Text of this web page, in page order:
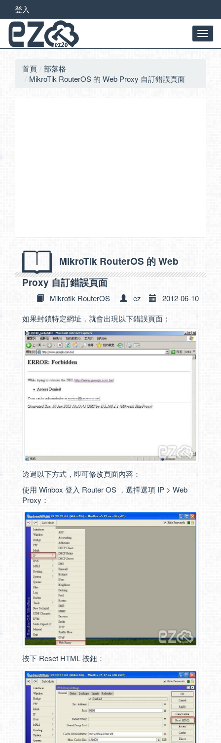
登入
首頁
部落格
MikroTik RouterOS 的 Web Proxy 自訂錯誤頁面
MikroTik RouterOS 的 Web
Proxy 自訂錯誤頁面
Mikrotik RouterOS ez
2012-06-10
如果封鎖特定網址，就會出現以下錯誤頁面：
透過以下方式，即可修改頁面內容：
使用 Winbox 登入 Router OS ，選擇選項 IP > Web
Proxy：
按下 Reset HTML 按鈕：